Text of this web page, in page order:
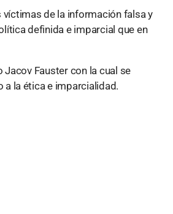
de la información falsa y
definida e imparcial que en
Fauster con la cual se
la ética e imparcialidad.